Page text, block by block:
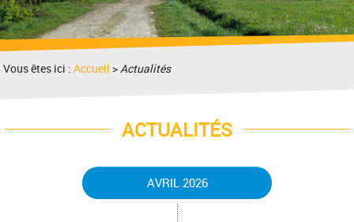
Vous êtes ici :Accueil >Actualités
ACTUALITÉS
AVRIL 2026